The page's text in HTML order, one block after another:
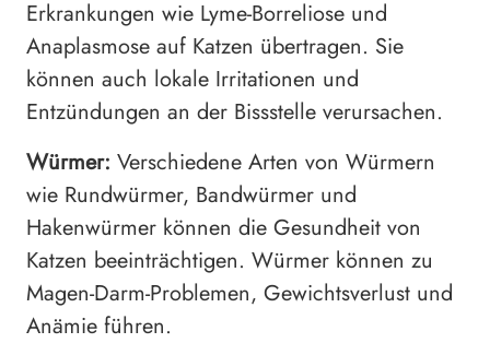
Erkrankungen wie Lyme-Borreliose und
Anaplasmose auf Katzen übertragen. Sie
können auch lokale Irritationen und
Entzündungen an der Bissstelle verursachen.
Würmer: Verschiedene Arten von Würmern
wie Rundwürmer, Bandwürmer und
Hakenwürmer können die Gesundheit von
Katzen beeinträchtigen. Würmer können zu
Magen-Darm-Problemen, Gewichtsverlust und
Anämie führen.